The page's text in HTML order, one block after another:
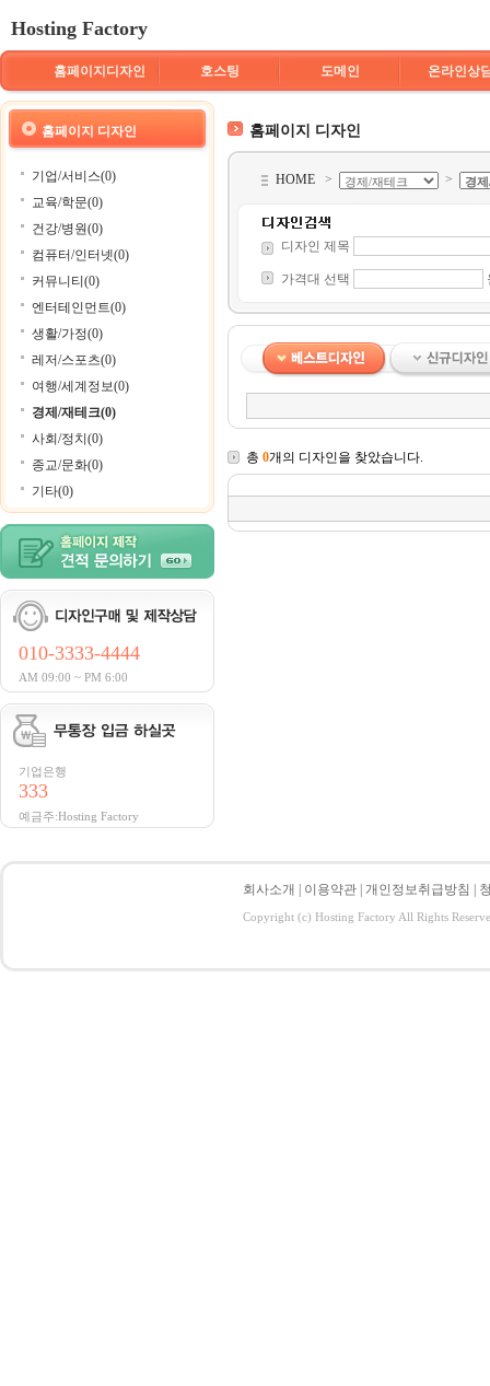
Hosting Factory
홈페이지디자인 호스팅 도메인 온라인상
홈페이지 디자인
기업/서비스(0)
교육/학문(0)
건강/병원(0)
컴퓨터/인터넷(0)
커뮤니티(0)
엔터테인먼트(0)
생활/가정(0)
레저/스포츠(0)
여행/세계정보(0)
경제/재테크(0)
사회/정치(0)
종교/문화(0)
기타(0)
010-3333-4444
AM 09:00 ~ PM 6:00
기업은행
333
예금주:Hosting Factory
홈페이지 디자인
HOME > >
디자인 제목
가격대 선택
총 0개의 디자인을 찾았습니다.
회사소개 이용약관 개인정보취급방침
Copyright (c) Hosting Factory All Rights